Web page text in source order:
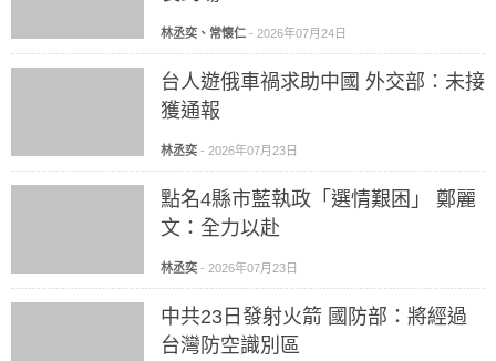
林丞奕、常懷仁 - 2026年07月24日
台人遊俄車禍求助中國 外交部：未接
獲通報
林丞奕 - 2026年07月23日
點名4縣市藍執政「選情艱困」 鄭麗
文：全力以赴
林丞奕 - 2026年07月23日
中共23日發射火箭 國防部：將經過
台灣防空識別區